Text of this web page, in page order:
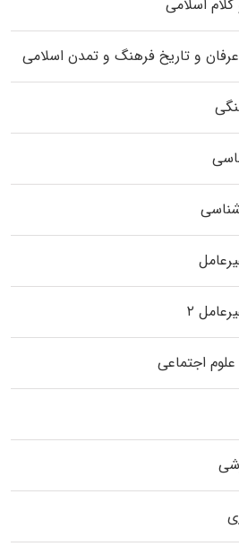
اسلامی
و تاریخ فرهنگ و تمدن اسلامی
۲
اجتماعی